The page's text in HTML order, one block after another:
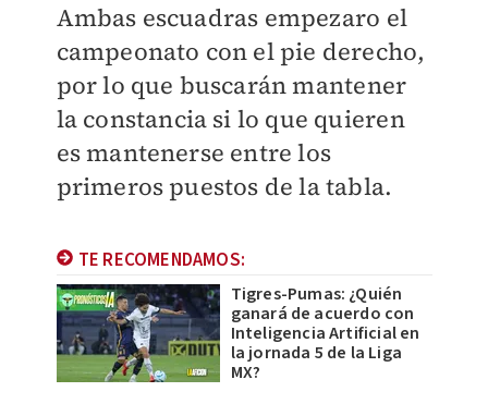
Ambas escuadras empezaro el
campeonato con el pie derecho,
por lo que buscarán mantener
la constancia si lo que quieren
es mantenerse entre los
primeros puestos de la tabla.
TE RECOMENDAMOS:
Tigres-Pumas: ¿Quién
ganará de acuerdo con
Inteligencia Artificial en
la jornada 5 de la Liga
MX?